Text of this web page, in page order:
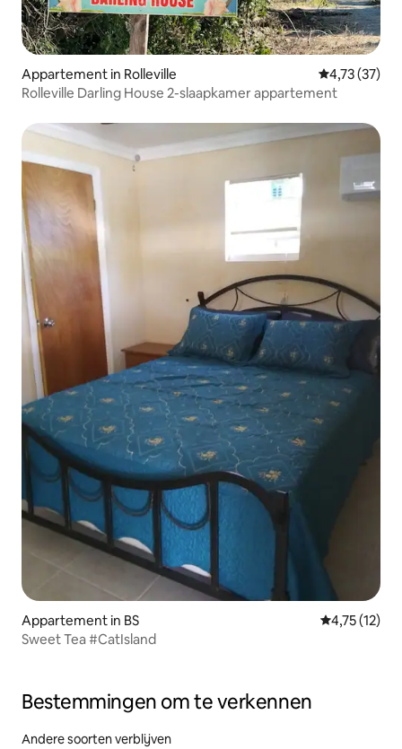
Appartement in Rolleville Gemiddelde
4,73 (37)
Rolleville Darling House 2-slaapkamer appartement
Appartement in BS Gemiddelde
4,75 (12)
Sweet Tea #CatIsland
Bestemmingen om te verkennen
Andere soorten verblijven